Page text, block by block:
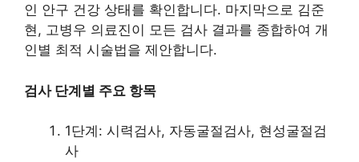
인 안구 건강 상태를 확인합니다. 마지막으로 김준
현, 고병우 의료진이 모든 검사 결과를 종합하여 개
인별 최적 시술법을 제안합니다.
검사 단계별 주요 항목
1단계: 시력검사, 자동굴절검사, 현성굴절검
사